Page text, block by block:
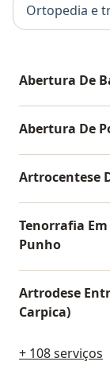
Ortopedia e
Abertura De
Abertura De
Artrocentese
Tenorrafia
Punho
Artrodese
Carpica)
+ 108 serviços